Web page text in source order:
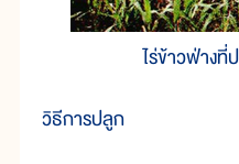
ไร่ข้าวฟ่าง
วิธีการปลูก